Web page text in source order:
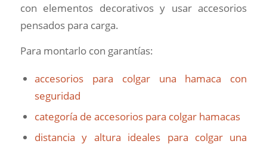
con elementos decorativos y usar accesorios
pensados para carga.
Para montarlo con garantías:
accesorios para colgar una hamaca con
seguridad
categoría de accesorios para colgar hamacas
distancia y altura ideales para colgar una